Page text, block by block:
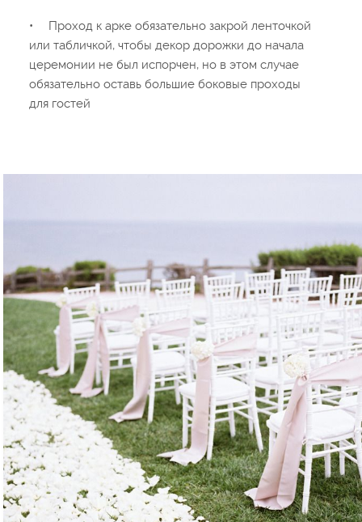
•
Проход к арке обязательно закрой ленточкой
или табличкой, чтобы декор дорожки до начала
церемонии не был испорчен, но в этом случае
обязательно оставь большие боковые проходы
для гостей